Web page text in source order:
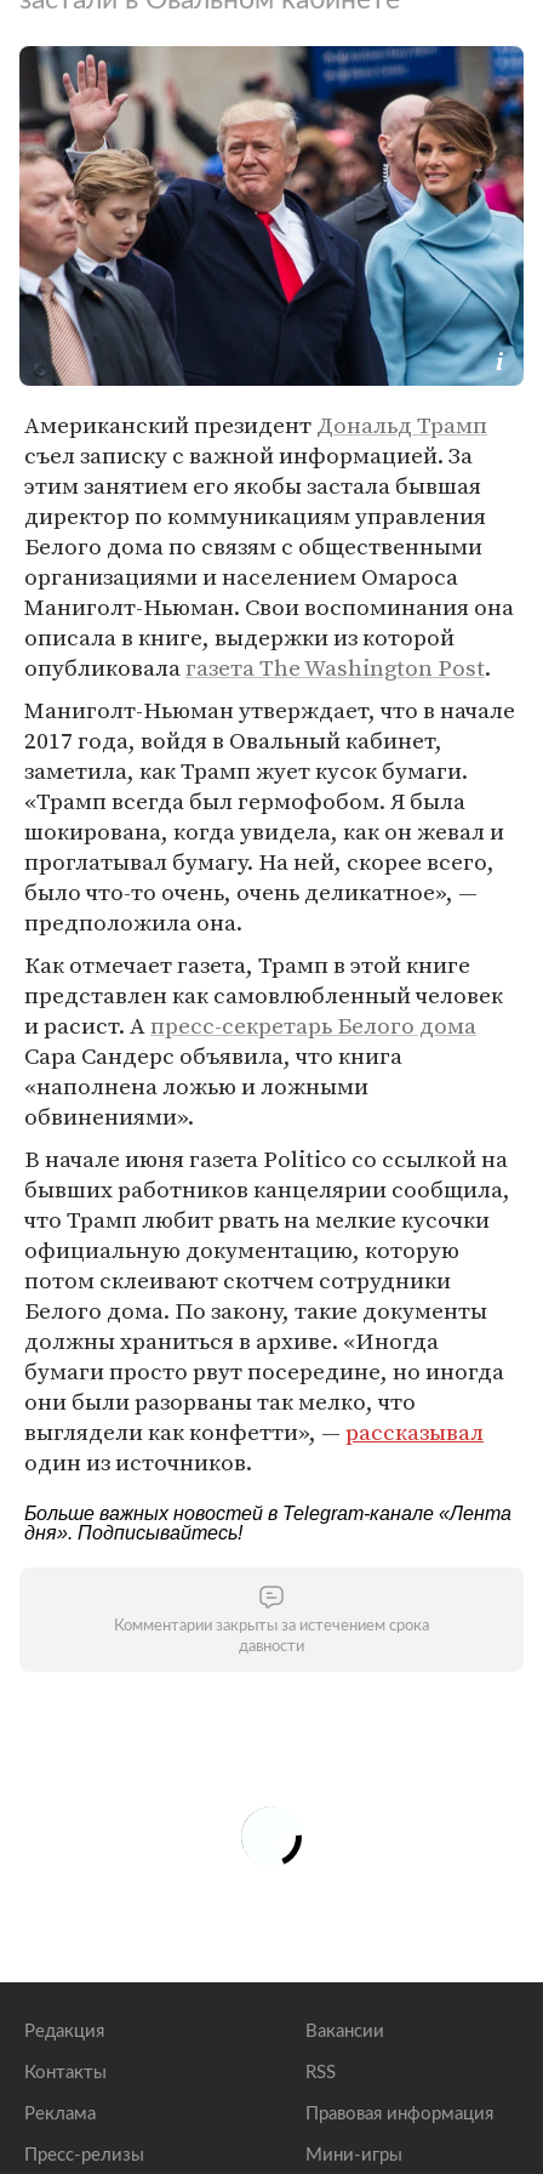
Американский президентДональд Трамп
съел записку с важной информацией. За
этим занятием его якобы застала бывшая
директор по коммуникациям управления
Белого дома по связям с общественными
организациями и населением Омароса
Маниголт-Ньюман. Свои воспоминания она
описала в книге, выдержки из которой
опубликовалагазета The Washington Post.
Маниголт-Ньюман утверждает, что в начале
2017 года, войдя в Овальный кабинет,
заметила, как Трамп жует кусок бумаги.
«Трамп всегда был гермофобом. Я была
шокирована, когда увидела, как он жевал и
проглатывал бумагу. На ней, скорее всего,
было что-то очень, очень деликатное», —
предположила она.
Как отмечает газета, Трамп в этой книге
представлен как самовлюбленный человек
и расист. Апресс-секретарь Белого дома
Сара Сандерс объявила, что книга
«наполнена ложью и ложными
обвинениями».
В начале июня газета Politico со ссылкой на
бывших работников канцелярии сообщила,
что Трамп любит рвать на мелкие кусочки
официальную документацию, которую
потом склеивают скотчем сотрудники
Белого дома. По закону, такие документы
должны храниться в архиве. «Иногда
бумаги просто рвут посередине, но иногда
они были разорваны так мелко, что
выглядели как конфетти», —рассказывал
один из источников.
Больше важных новостей в Telegram-канале «Лента
дня». Подписывайтесь!
Комментарии закрыты за истечением срока
давности
Редакция
Контакты
Реклама
Пресс-релизы
Вакансии
RSS
Правовая информация
Мини-игры